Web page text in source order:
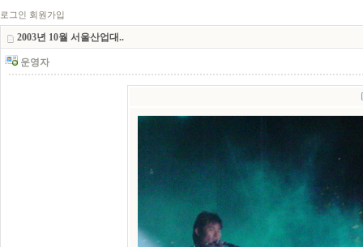
로그인 회원가입
2003년 10월 서울산업대..
운영자